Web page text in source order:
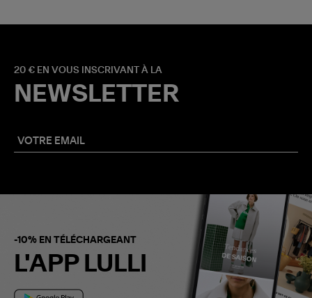
20 € EN VOUS INSCRIVANT À LA
NEWSLETTER
-10% EN TÉLÉCHARGEANT
L'APP LULLI